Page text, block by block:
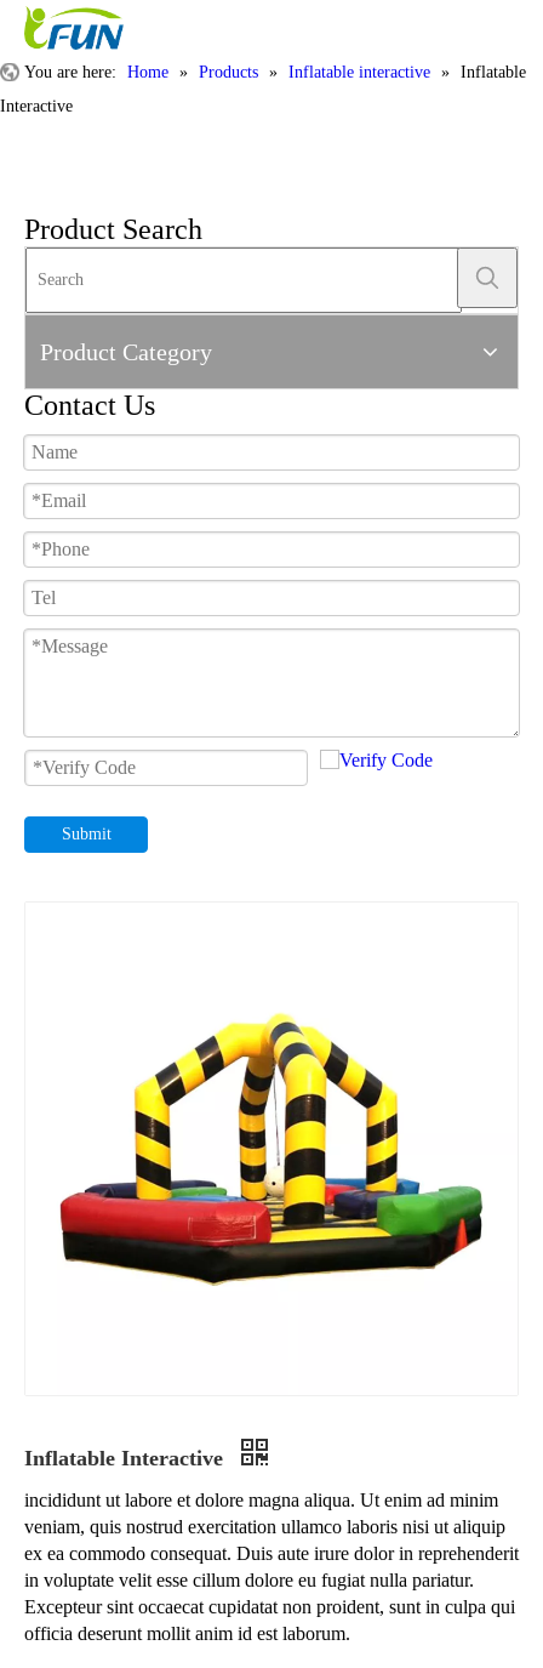
You are here: Home » Products » Inflatable interactive » Inflatable
Interactive
Product Search
Product Category
Contact Us
Submit
Inflatable Interactive
incididunt ut labore et dolore magna aliqua. Ut enim ad minim
veniam, quis nostrud exercitation ullamco laboris nisi ut aliquip
ex ea commodo consequat. Duis aute irure dolor in reprehenderit
in voluptate velit esse cillum dolore eu fugiat nulla pariatur.
Excepteur sint occaecat cupidatat non proident, sunt in culpa qui
officia deserunt mollit anim id est laborum.